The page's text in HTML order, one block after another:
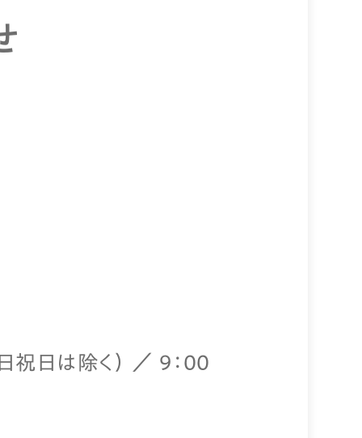
祝日は除く） ／ 9：00